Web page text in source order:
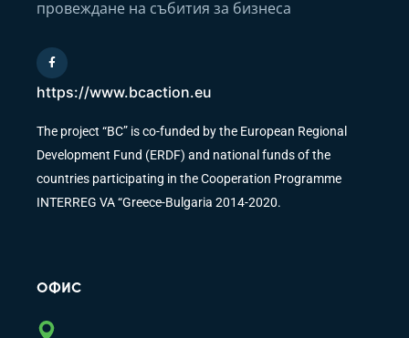
провеждане на събития за бизнеса
https://www.bcaction.eu
The project “BC” is co-funded by the European Regional
Development Fund (ERDF) and national funds of the
countries participating in the Cooperation Programme
INTERREG VA “Greece-Bulgaria 2014-2020.
ОФИС